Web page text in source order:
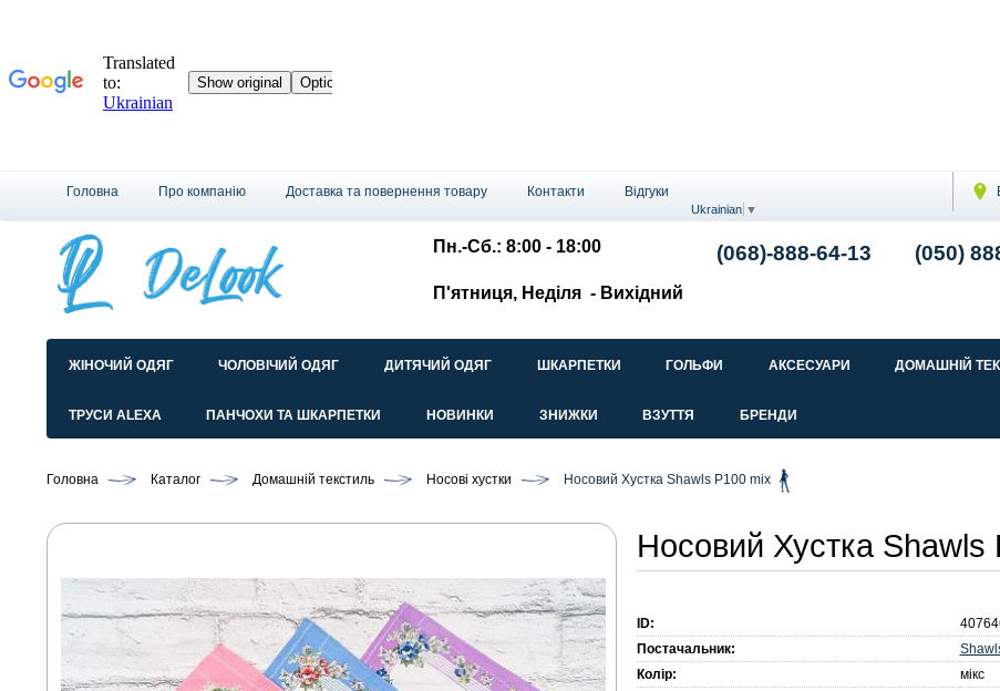
Головна Про компанію Доставка та повернення товару Контакти Відгуки
Ukrainian ▼
Пн.-Сб.: 8:00 - 18:00
П'ятниця, Неділя - Вихідний
(068)-888-64-13 (050)
ЖІНОЧИЙ ОДЯГ ЧОЛОВІЧИЙ ОДЯГ ДИТЯЧИЙ ОДЯГ ШКАРПЕТКИ ГОЛЬФИ АКСЕСУАРИ ДОМАШНІЙ
ТРУСИ ALEXA ПАНЧОХИ ТА ШКАРПЕТКИ НОВИНКИ ЗНИЖКИ ВЗУТТЯ БРЕНДИ
Головна Каталог Домашній текстиль Носові хустки Носовий Хустка Shawls P100 mix
Носовий Хустка Shawls
ID:
Постачальник:
Колір:
мікс